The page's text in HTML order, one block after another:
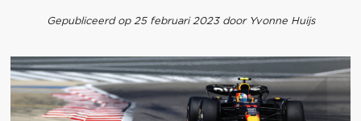
Gepubliceerd op 25 februari 2023 door Yvonne Huijs